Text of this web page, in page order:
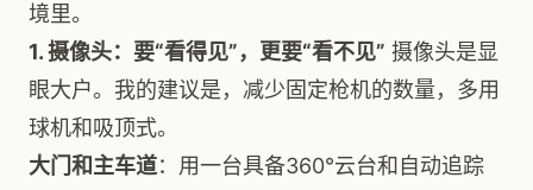
境里。
1. 摄像头：要“看得见”，更要“看不见” 摄像头是显
眼大户。我的建议是，减少固定枪机的数量，多用
球机和吸顶式。
大门和主车道：用一台具备360°云台和自动追踪